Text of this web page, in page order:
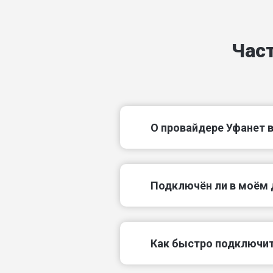
17-й Квартальный проезд
19-я Садовая пл-ка
О провайдере Уфанет
Подключëн ли в моём
Как быстро